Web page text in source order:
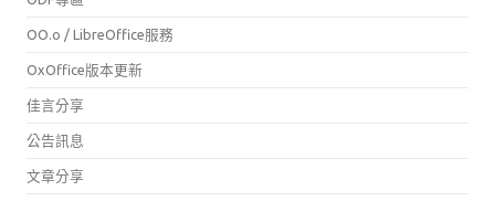
OO.o / LibreOffice服務
OxOffice版本更新
佳言分享
公告訊息
文章分享